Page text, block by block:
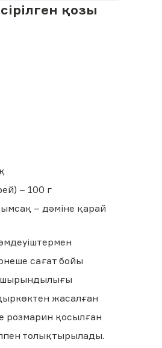
қозы
– 100 г
– дәміне қарай
сағат бойы
шырындылығы
жасалған
розмарин қосылған
толықтырылады.